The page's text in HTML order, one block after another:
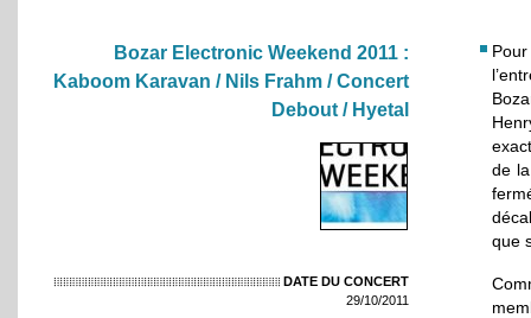
Bozar Electronic Weekend 2011 :
Kaboom Karavan / Nils Frahm / Concert
Debout / Hyetal
DATE DU CONCERT
29/10/2011
de
que